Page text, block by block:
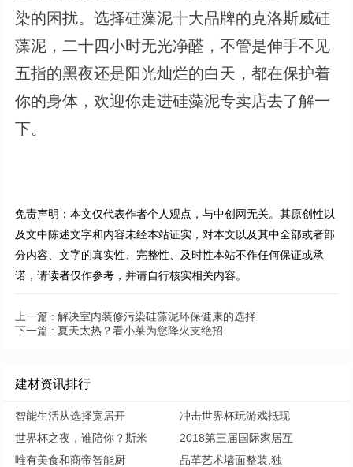
染的困扰。选择硅藻泥十大品牌的克洛斯威硅
藻泥，二十四小时无光净醛，不管是伸手不见
五指的黑夜还是阳光灿烂的白天，都在保护着
你的身体，欢迎你走进硅藻泥专卖店去了解一
下。
免责声明：本文仅代表作者个人观点，与中创网无关。其原创性以
及文中陈述文字和内容未经本站证实，对本文以及其中全部或者部
分内容、文字的真实性、完整性、及时性本站不作任何保证或承
诺，请读者仅作参考，并请自行核实相关内容。
上一篇 : 解决室内装修污染硅藻泥环保健康的选择
下一篇 : 夏天太热？看小莱为您降火支绝招
建材资讯排行
智能生活从选择宽居开
冲击世界杯玩游戏抵现
世界杯之夜，谁陪你？斯米
2018第三届国际家居互
唯有美食和商帝智能厨
品革艺术墙面整装,独